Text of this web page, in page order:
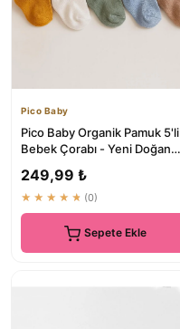
Pico Baby
Pico Baby Organik Pamuk 5'li
Bebek Çorabı - Yeni Doğan
249,99 ₺
★★★★★ (0)
Sepete Ekle